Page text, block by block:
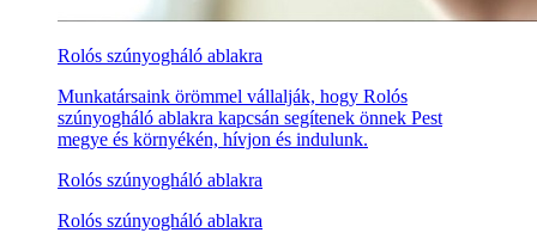
Rolós szúnyogháló ablakra
Munkatársaink örömmel vállalják, hogy Rolós
szúnyogháló ablakra kapcsán segítenek önnek Pest
megye és környékén, hívjon és indulunk.
Rolós szúnyogháló ablakra
Rolós szúnyogháló ablakra